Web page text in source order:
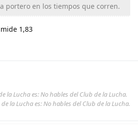
portero en los tiempos que corren.
1,83
la Lucha es: No hables del Club de la Lucha.
la Lucha es: No hables del Club de la Lucha.